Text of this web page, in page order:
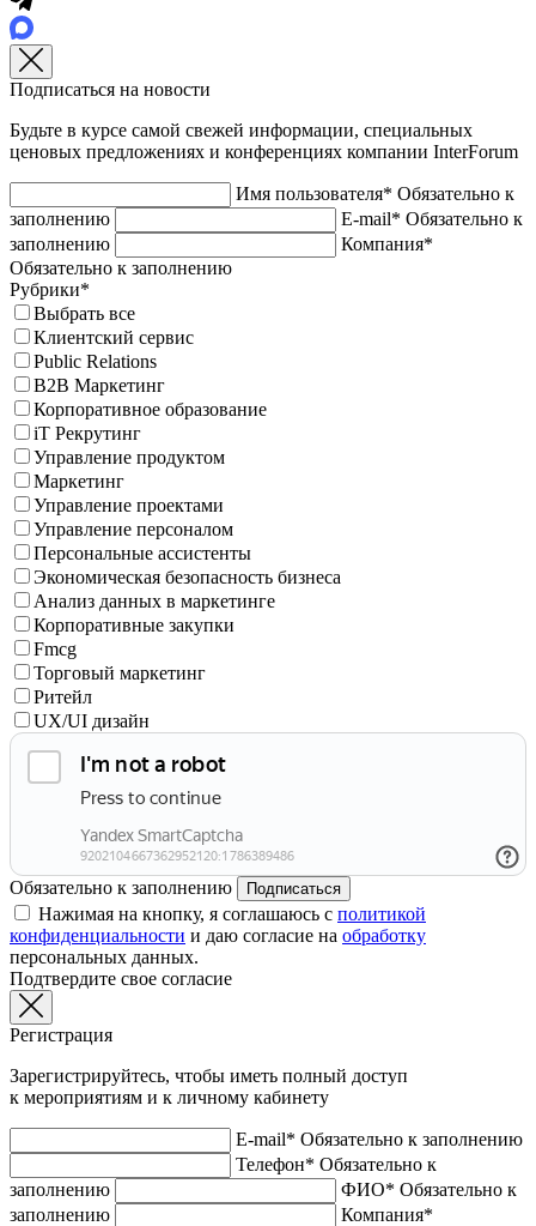
Подписаться на новости
Будьте в курсе самой свежей информации, специальных
ценовых предложениях и конференциях компании InterForum
Имя пользователя* Обязательно к
заполнению
E-mail* Обязательно к
заполнению
Компания*
Обязательно к заполнению
Рубрики*
Выбрать все
Клиентский сервис
Public Relations
B2B Маркетинг
Корпоративное образование
iT Рекрутинг
Управление продуктом
Маркетинг
Управление проектами
Управление персоналом
Персональные ассистенты
Экономическая безопасность бизнеса
Анализ данных в маркетинге
Корпоративные закупки
Fmcg
Торговый маркетинг
Ритейл
UX/UI дизайн
Обязательно к заполнению Подписаться
Нажимая на кнопку, я соглашаюсь с политикой
конфиденциальности и даю согласие на обработку
персональных данных.
Подтвердите свое согласие
Регистрация
Зарегистрируйтесь, чтобы иметь полный доступ
к мероприятиям и к личному кабинету
E-mail* Обязательно к заполнению
Телефон* Обязательно к
заполнению
ФИО* Обязательно к
заполнению
Компания*